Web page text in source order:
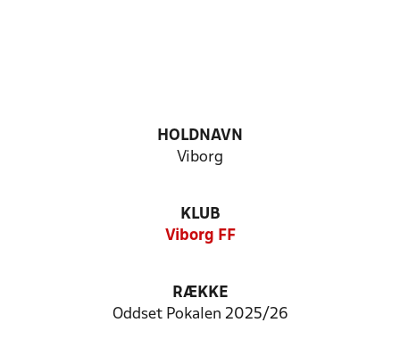
HOLDNAVN
Viborg
KLUB
Viborg FF
RÆKKE
Oddset Pokalen 2025/26